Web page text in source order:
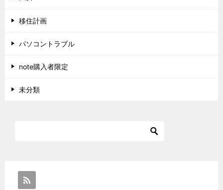
移住計画
パソコントラブル
note購入者限定
未分類